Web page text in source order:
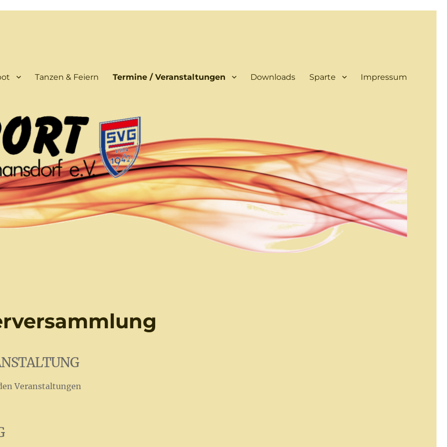
Tanzen & Feiern Termine / Veranstaltungen Downloads Sparte Impressum
Veranstaltungen